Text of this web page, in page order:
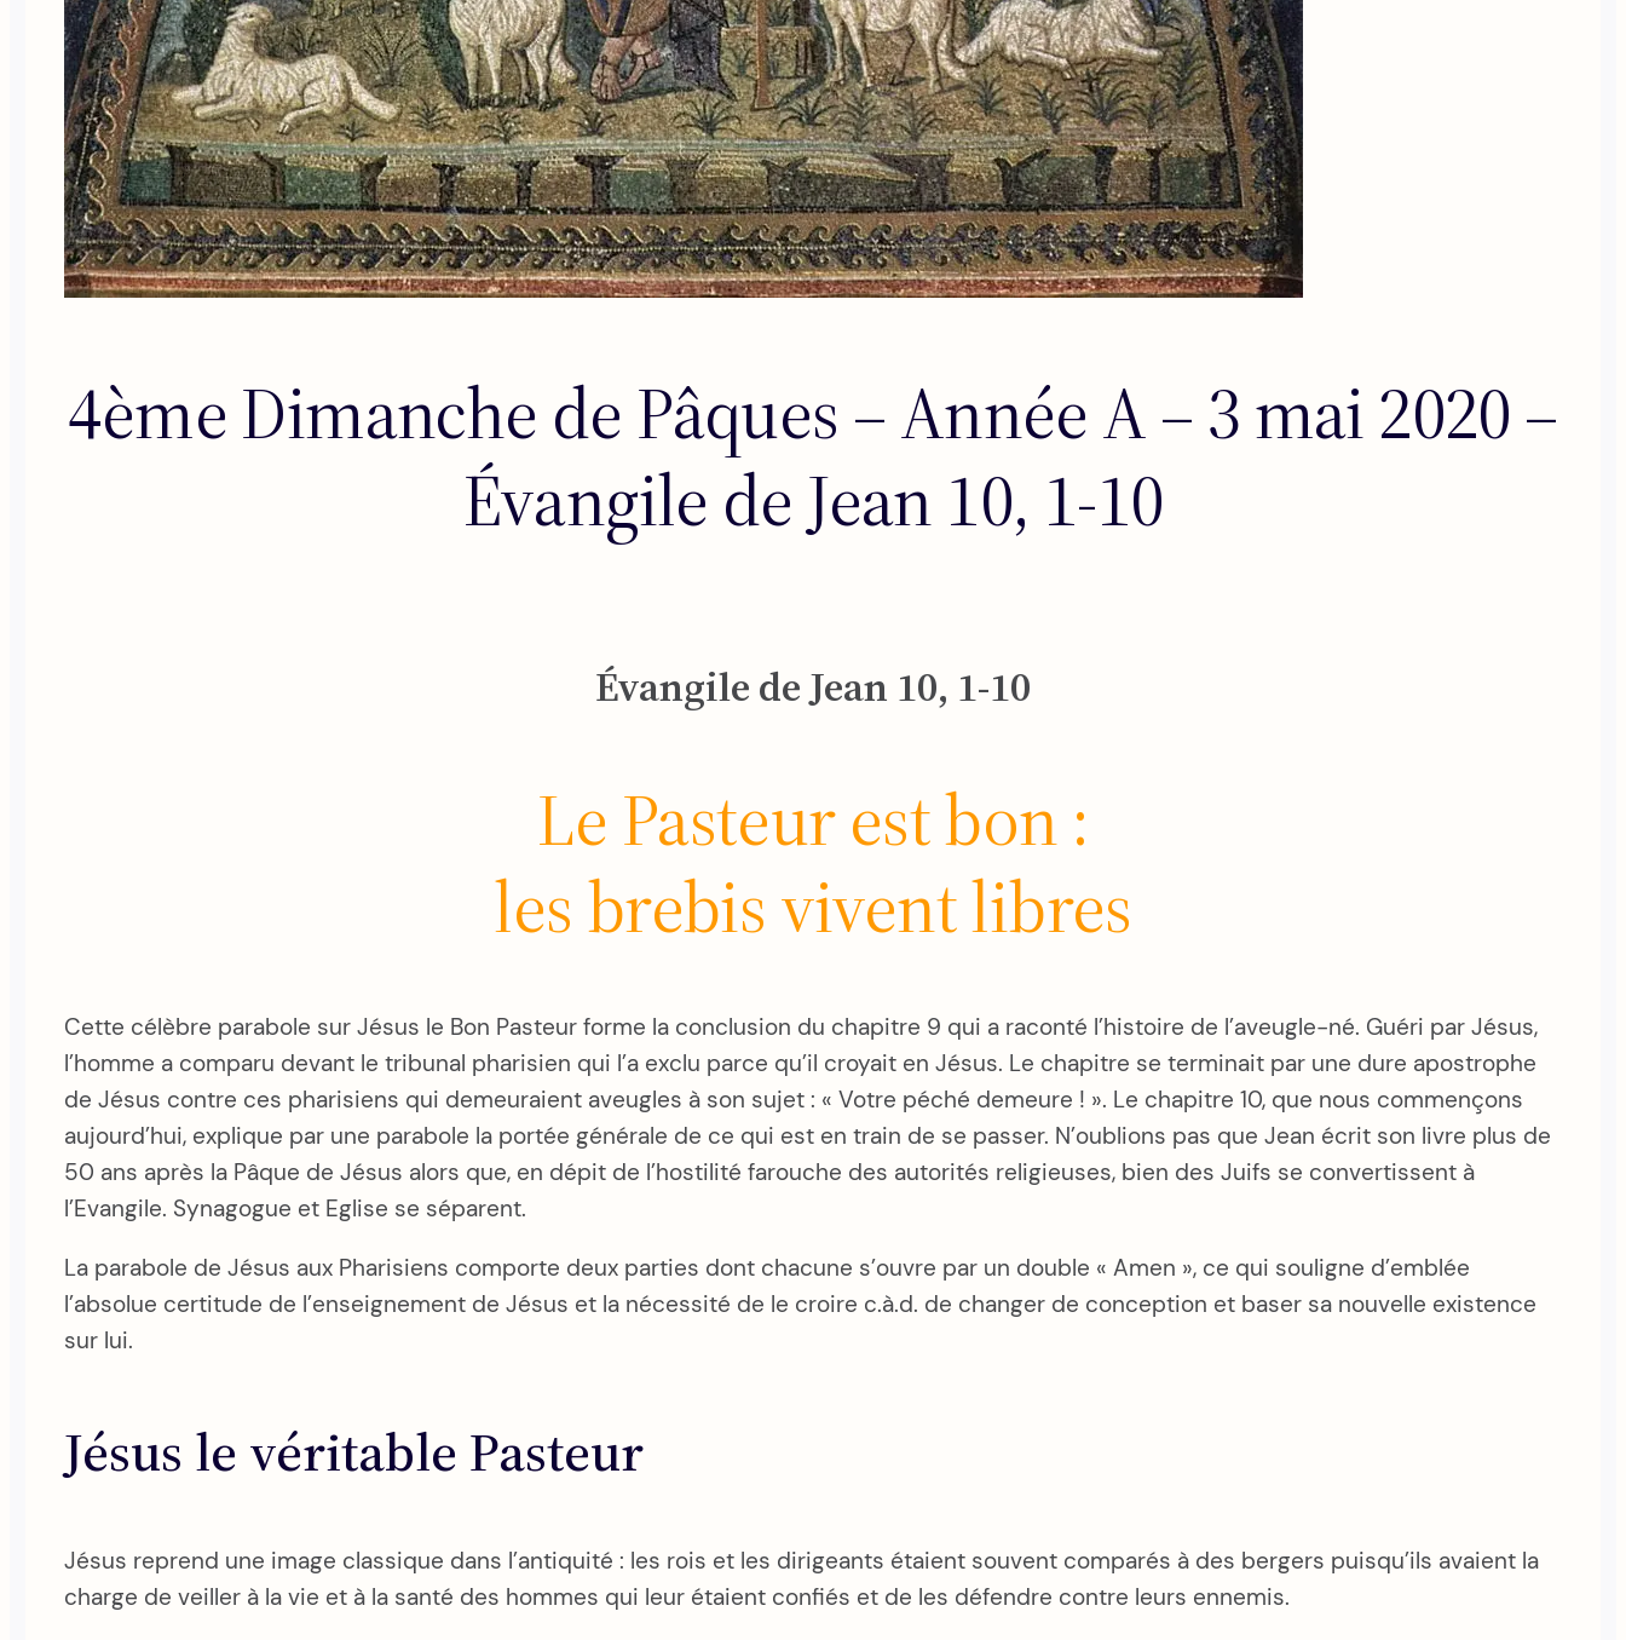
4ème Dimanche de Pâques – Année A – 3 mai 2020 –
Évangile de Jean 10, 1-10
Évangile de Jean 10, 1-10
Le Pasteur est bon :
les brebis vivent libres
Cette célèbre parabole sur Jésus le Bon Pasteur forme la conclusion du chapitre 9 qui a raconté l’histoire de l’aveugle-né. Guéri par Jésus,
l’homme a comparu devant le tribunal pharisien qui l’a exclu parce qu’il croyait en Jésus. Le chapitre se terminait par une dure apostrophe
de Jésus contre ces pharisiens qui demeuraient aveugles à son sujet : « Votre péché demeure ! ». Le chapitre 10, que nous commençons
aujourd’hui, explique par une parabole la portée générale de ce qui est en train de se passer. N’oublions pas que Jean écrit son livre plus de
50 ans après la Pâque de Jésus alors que, en dépit de l’hostilité farouche des autorités religieuses, bien des Juifs se convertissent à
l’Evangile. Synagogue et Eglise se séparent.
La parabole de Jésus aux Pharisiens comporte deux parties dont chacune s’ouvre par un double « Amen », ce qui souligne d’emblée
l’absolue certitude de l’enseignement de Jésus et la nécessité de le croire c.à.d. de changer de conception et baser sa nouvelle existence
sur lui.
Jésus le véritable Pasteur
Jésus reprend une image classique dans l’antiquité : les rois et les dirigeants étaient souvent comparés à des bergers puisqu’ils avaient la
charge de veiller à la vie et à la santé des hommes qui leur étaient confiés et de les défendre contre leurs ennemis.